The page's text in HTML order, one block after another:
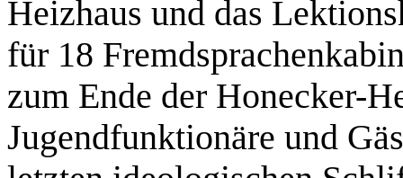
Heizhaus und das
für 18
zum Ende der Honecker-
Jugendfunktionäre und